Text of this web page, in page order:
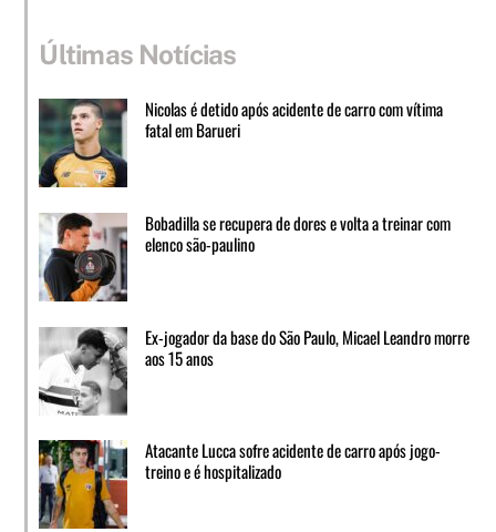
Últimas Notícias
Nicolas é detido após acidente de carro com vítima
fatal em Barueri
Bobadilla se recupera de dores e volta a treinar com
elenco são-paulino
Ex-jogador da base do São Paulo, Micael Leandro morre
aos 15 anos
Atacante Lucca sofre acidente de carro após jogo-
treino e é hospitalizado